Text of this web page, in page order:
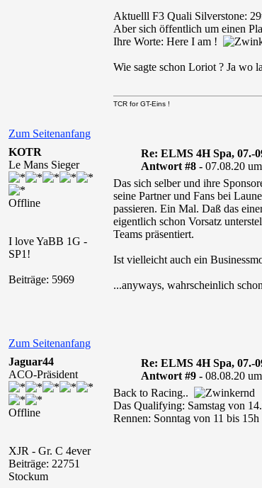
Aktuelll F3 Quali Silverstone:
Aber sich öffentlich um einen
Ihre Worte: Here I am !
Wie sagte schon Loriot ? Ja wo
Zum Seitenanfang
TCR for GT-Eins !
KOTR
Le Mans Sieger
Offline
I love YaBB 1G -
SP1!
Beiträge: 5969
Re: ELMS 4H Spa, 07.-
Antwort #8 - 07.08.20
Das sich selber und ihre
seine Partner und Fans bei
passieren. Ein Mal. Daß das
eigentlich schon Vorsatz
Teams präsentiert.
Ist vielleicht auch ein
...anyways, wahrscheinlich
Zum Seitenanfang
Jaguar44
ACO-Präsident
Offline
XJR - Gr. C 4ever
Beiträge: 22751
Stockum
Re: ELMS 4H Spa, 07.-
Antwort #9 - 08.08.20
Back to Racing..
Das Qualifying: Samstag von
Rennen: Sonntag von 11 bis 15h